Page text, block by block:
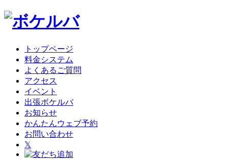
トップページ
料金システム
よくあるご質問
アクセス
イベント
出張ボケルバ
お知らせ
かんたんウェブ予約
お問い合わせ
𝕏